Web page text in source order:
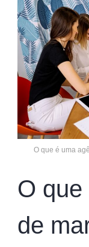
O que é uma
O
de